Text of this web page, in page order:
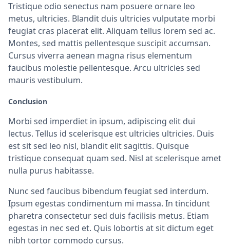
Tristique odio senectus nam posuere ornare leo
metus, ultricies. Blandit duis ultricies vulputate morbi
feugiat cras placerat elit. Aliquam tellus lorem sed ac.
Montes, sed mattis pellentesque suscipit accumsan.
Cursus viverra aenean magna risus elementum
faucibus molestie pellentesque. Arcu ultricies sed
mauris vestibulum.
Conclusion
Morbi sed imperdiet in ipsum, adipiscing elit dui
lectus. Tellus id scelerisque est ultricies ultricies. Duis
est sit sed leo nisl, blandit elit sagittis. Quisque
tristique consequat quam sed. Nisl at scelerisque amet
nulla purus habitasse.
Nunc sed faucibus bibendum feugiat sed interdum.
Ipsum egestas condimentum mi massa. In tincidunt
pharetra consectetur sed duis facilisis metus. Etiam
egestas in nec sed et. Quis lobortis at sit dictum eget
nibh tortor commodo cursus.